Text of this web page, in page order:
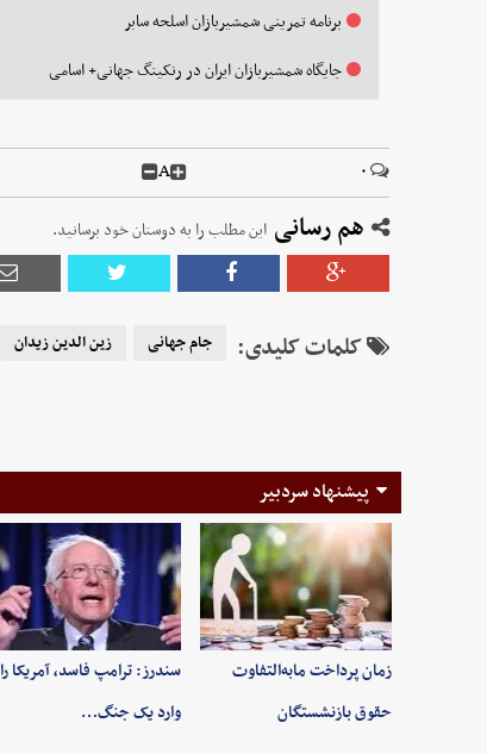
برنامه تمرینی شمشیربازان اسلحه سابر
جایگاه شمشیربازان ایران در رنکینگ جهانی+ اسامی
۰ A
هم رسانی این مطلب را به دوستان خود برسانید.
کلمات کلیدی: جام جهانی زین الدین زیدان
پیشنهاد سردبیر
زمان پرداخت مابه‌التفاوت
حقوق بازنشستگان
سندرز: ترامپ فاسد، آمریکا را
وارد یک جنگ…